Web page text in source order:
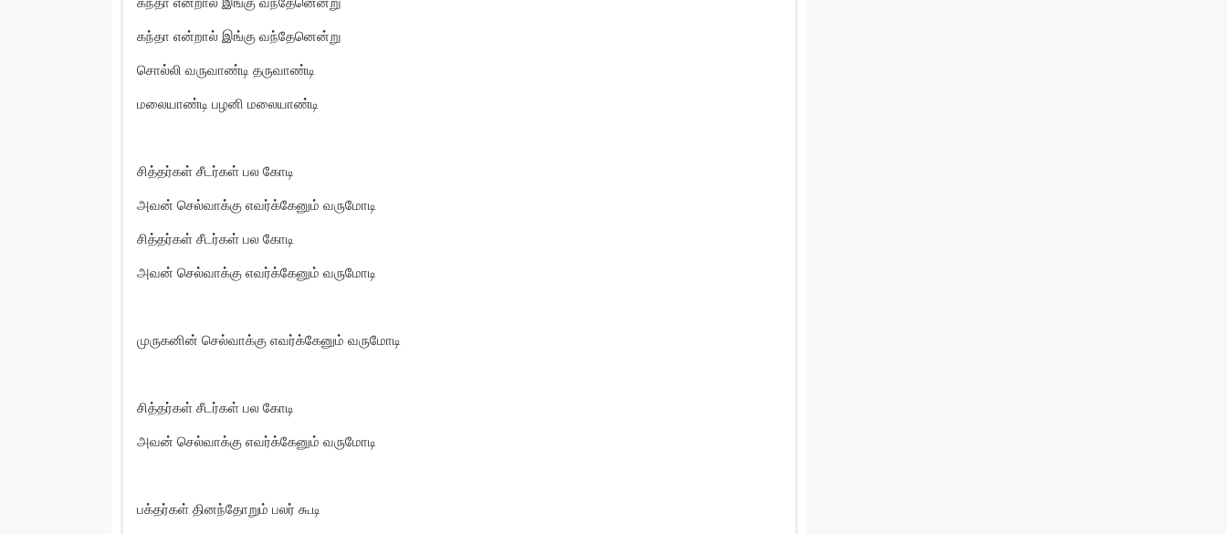
கந்தா என்றால் இங்கு வந்தேனென்று
சொல்லி வருவாண்டி தருவாண்டி
மலையாண்டி பழனி மலையாண்டி
சித்தர்கள் சீடர்கள் பல கோடி
அவன் செல்வாக்கு எவர்க்கேனும் வருமோடி
சித்தர்கள் சீடர்கள் பல கோடி
அவன் செல்வாக்கு எவர்க்கேனும் வருமோடி
முருகனின் செல்வாக்கு எவர்க்கேனும் வருமோடி
சித்தர்கள் சீடர்கள் பல கோடி
அவன் செல்வாக்கு எவர்க்கேனும் வருமோடி
பக்தர்கள் தினந்தோறும் பலர் கூடி